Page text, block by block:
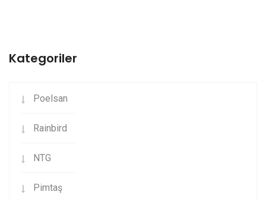
Kategoriler
Poelsan
Rainbird
NTG
Pimtaş